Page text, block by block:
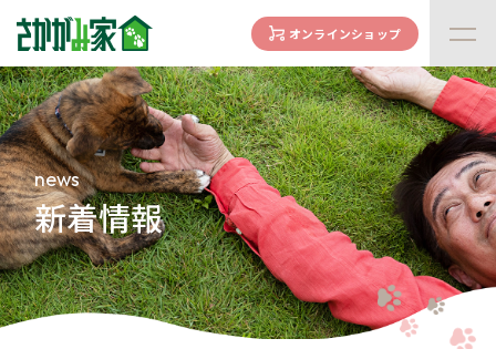
concept
さかがみ家の想い
family
家族になる前に
dogs
わんわん一覧
cats
にゃんにゃん一覧
オンラインショップ
news
新着情報